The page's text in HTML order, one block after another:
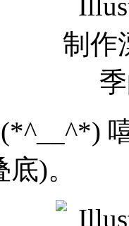
(*^__^*)
)。